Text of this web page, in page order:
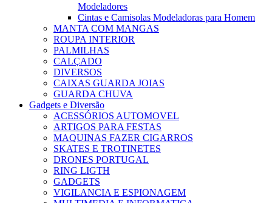
Modeladores
Cintas e Camisolas Modeladoras para Homem
MANTA COM MANGAS
ROUPA INTERIOR
PALMILHAS
CALÇADO
DIVERSOS
CAIXAS GUARDA JOIAS
GUARDA CHUVA
Gadgets e Diversão
ACESSÓRIOS AUTOMOVEL
ARTIGOS PARA FESTAS
MAQUINAS FAZER CIGARROS
SKATES E TROTINETES
DRONES PORTUGAL
RING LIGTH
GADGETS
VIGILANCIA E ESPIONAGEM